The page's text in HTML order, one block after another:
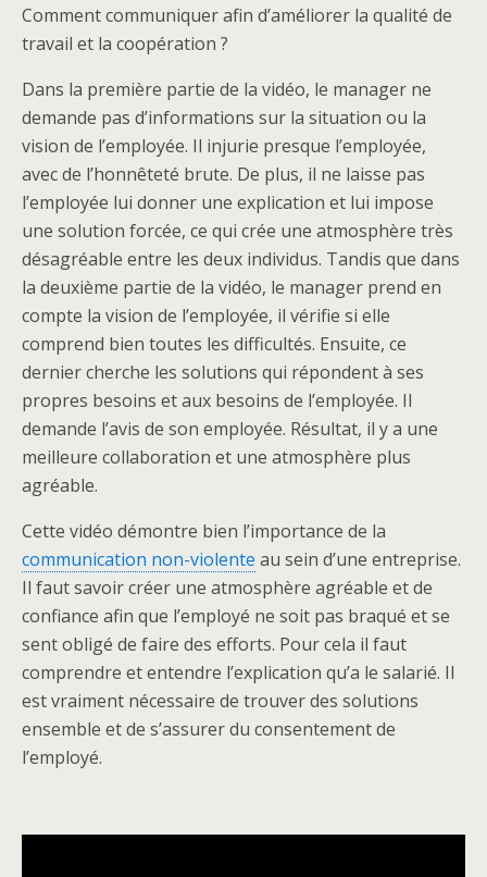
Comment communiquer afin d’améliorer la qualité de
travail et la coopération ?
Dans la première partie de la vidéo, le manager ne
demande pas d’informations sur la situation ou la
vision de l’employée. Il injurie presque l’employée,
avec de l’honnêteté brute. De plus, il ne laisse pas
l’employée lui donner une explication et lui impose
une solution forcée, ce qui crée une atmosphère très
désagréable entre les deux individus. Tandis que dans
la deuxième partie de la vidéo, le manager prend en
compte la vision de l’employée, il vérifie si elle
comprend bien toutes les difficultés. Ensuite, ce
dernier cherche les solutions qui répondent à ses
propres besoins et aux besoins de l’employée. Il
demande l’avis de son employée. Résultat, il y a une
meilleure collaboration et une atmosphère plus
agréable.
Cette vidéo démontre bien l’importance de la
communication non-violente au sein d’une entreprise.
Il faut savoir créer une atmosphère agréable et de
confiance afin que l’employé ne soit pas braqué et se
sent obligé de faire des efforts. Pour cela il faut
comprendre et entendre l’explication qu’a le salarié. Il
est vraiment nécessaire de trouver des solutions
ensemble et de s’assurer du consentement de
l’employé.